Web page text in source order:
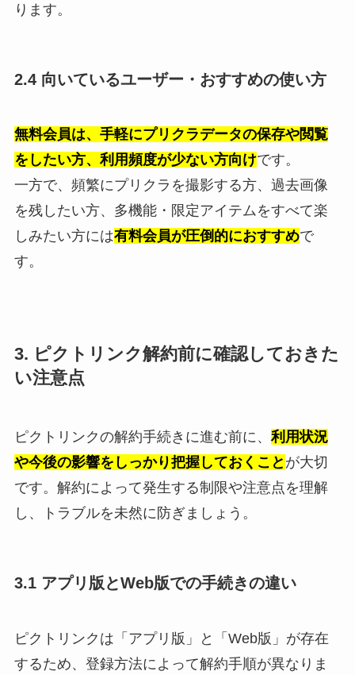
ります。
2.4 向いているユーザー・おすすめの使い方
無料会員は、手軽にプリクラデータの保存や閲覧
をしたい方、利用頻度が少ない方向けです。
一方で、頻繁にプリクラを撮影する方、過去画像
を残したい方、多機能・限定アイテムをすべて楽
しみたい方には有料会員が圧倒的におすすめで
す。
3. ピクトリンク解約前に確認しておきた
い注意点
ピクトリンクの解約手続きに進む前に、 利用状況
や今後の影響をしっかり把握しておくこと が大切
です。解約によって発生する制限や注意点を理解
し、トラブルを未然に防ぎましょう。
3.1 アプリ版とWeb版での手続きの違い
ピクトリンクは「アプリ版」と「Web版」が存在
するため、登録方法によって解約手順が異なりま